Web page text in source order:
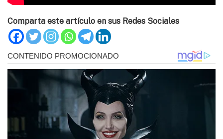
Comparta este artículo en sus Redes Sociales